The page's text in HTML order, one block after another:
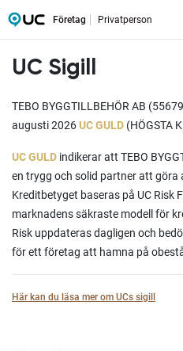
Företag Privatperson
UC Sigill
TEBO BYGGTILLBEHÖR AB
augusti 2026UC GULD (HÖGSTA
UC GULD indikerar att TEBO
en trygg och solid partner att göra
Kreditbetyget baseras på UC Risk
marknadens säkraste modell för
Risk uppdateras dagligen och
för ett företag att hamna på
Här kan du läsa mer om UCs sigill